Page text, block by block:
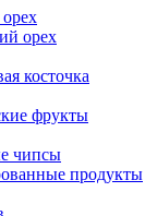
орех
косточка
фрукты
чипсы
продукты